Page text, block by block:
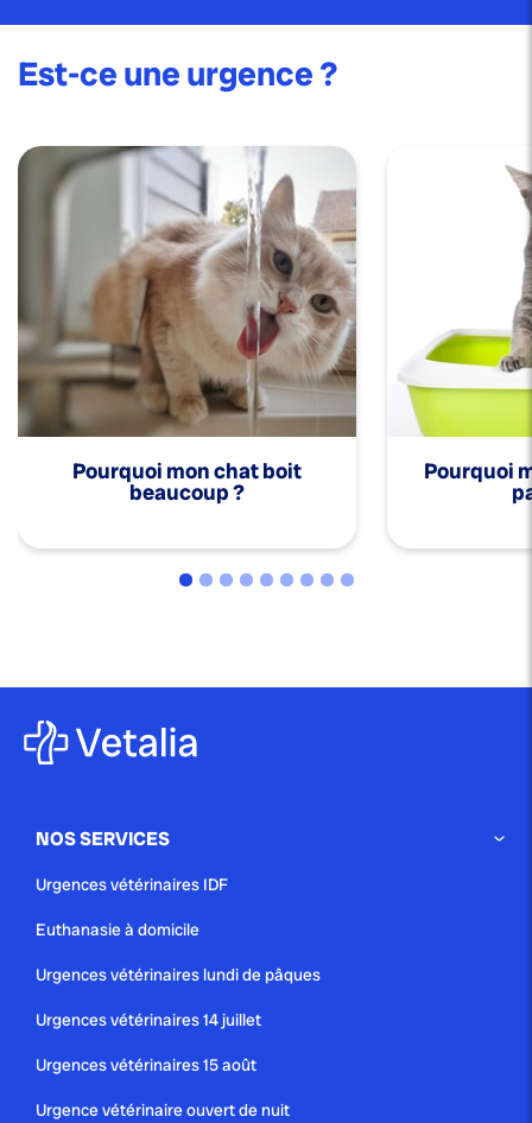
Est-ce une urgence ?
Pourquoi mon chat boit
beaucoup ?
Pourquoi
NOS SERVICES
Urgences vétérinaires IDF
Euthanasie à domicile
Urgences vétérinaires lundi de pâques
Urgences vétérinaires 14 juillet
Urgences vétérinaires 15 août
Urgence vétérinaire ouvert de nuit